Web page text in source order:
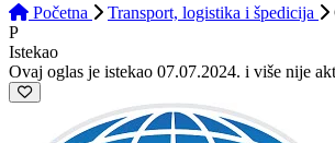
Početna
Transport, logistika i špedicija
P
Istekao
Ovaj oglas je istekao 07.07.2024. i više nije